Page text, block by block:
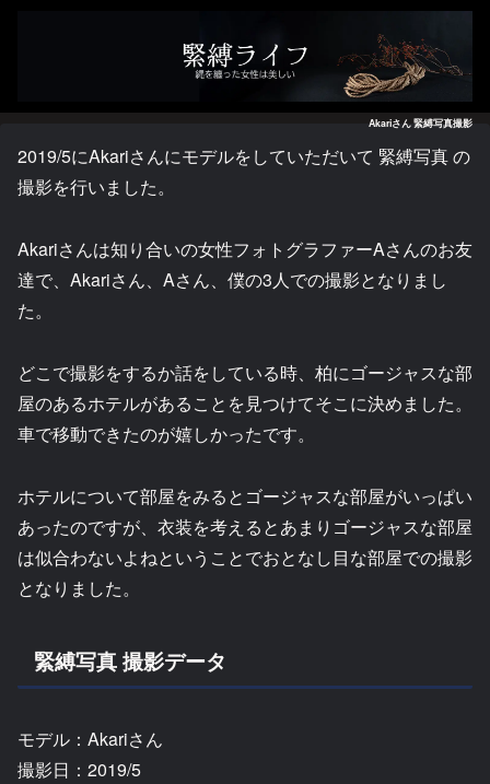
Akariさん 緊縛写真撮影
2019/5にAkariさんにモデルをしていただいて 緊縛写真 の
撮影を行いました。
Akariさんは知り合いの女性フォトグラファーAさんのお友
達で、Akariさん、Aさん、僕の3人での撮影となりまし
た。
どこで撮影をするか話をしている時、柏にゴージャスな部
屋のあるホテルがあることを見つけてそこに決めました。
車で移動できたのが嬉しかったです。
ホテルについて部屋をみるとゴージャスな部屋がいっぱい
あったのですが、衣装を考えるとあまりゴージャスな部屋
は似合わないよねということでおとなし目な部屋での撮影
となりました。
緊縛写真 撮影データ
モデル：Akariさん
撮影日：2019/5